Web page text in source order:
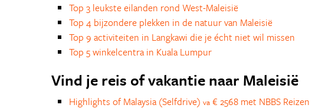
Top 3 leukste eilanden rond West-Maleisië
Top 4 bijzondere plekken in de natuur van Maleisië
Top 9 activiteiten in Langkawi die je écht niet wil missen
Top 5 winkelcentra in Kuala Lumpur
Vind je reis of vakantie naar Maleisië
Highlights of Malaysia (Selfdrive) va € 2568 met NBBS Reizen